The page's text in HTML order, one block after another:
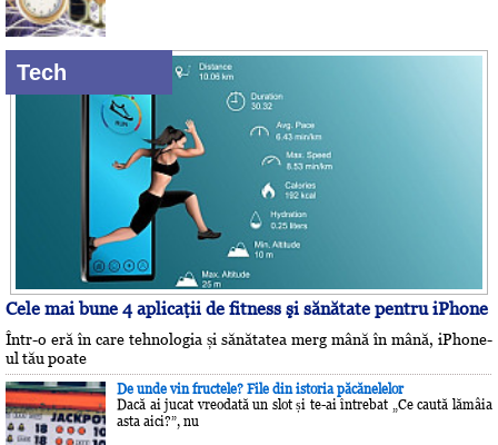
Tech
Cele mai bune 4 aplicaţii de fitness şi sănătate pentru iPhone
Într-o eră în care tehnologia și sănătatea merg mână în mână, iPhone-
ul tău poate
De unde vin fructele? File din istoria păcănelelor
Dacă ai jucat vreodată un slot și te-ai întrebat „Ce caută lămâia
asta aici?”, nu